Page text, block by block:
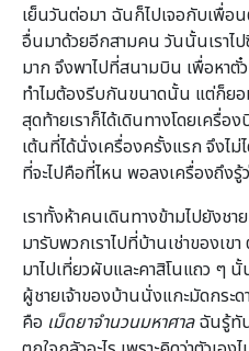
เย็นวันต่อมา ฉันก็ไปเจอกับเพื่
อื่นมาด้วยอีกสามคน วันนั้นเราไ
มาก จึงพาไปที่สนามบิน เพื่อหาตั๋ว
ทำไมต้องรีบกันขนาดนั้น แต่ก็ยอ
สุดท้ายเราก็ได้เดินทางโดยเครื่
เต้นที่ได้นั่งเครื่องครั้งแรก จึงไม่
ที่จะไปคือที่ไหน พอลงเครื่องถึง
เราทั้งห้าคนเดินทางข้ามไปยัง
มารับพวกเราไปที่บ้านเช่าของเ
มาไปเที่ยวผับและคาสิโนแถว ๆ
ผู้ชายเจ้าของบ้านนั่งแกะมัดกร
คือ เม็ดยาจำนวนมหาศาลฉันรู้ทัน